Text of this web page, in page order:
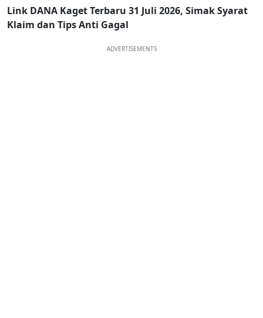
Link DANA Kaget Terbaru 31 Juli 2026, Simak Syarat
Klaim dan Tips Anti Gagal
ADVERTISEMENTS